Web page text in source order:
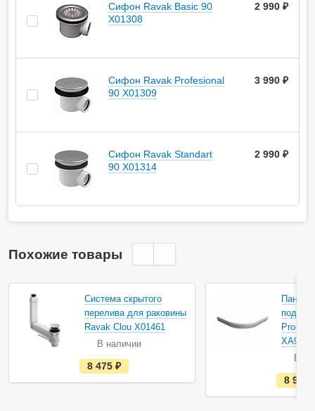
Сифон Ravak Basic 90
X01308
2 990 ₽
Сифон Ravak Profesional
90 X01309
3 990 ₽
Сифон Ravak Standart
90 X01314
2 990 ₽
Похожие товары
Система скрытого
перелива для раковины
Ravak Clou X01461
В наличии
е
с
т
8 475
Pro-80
В
8 990